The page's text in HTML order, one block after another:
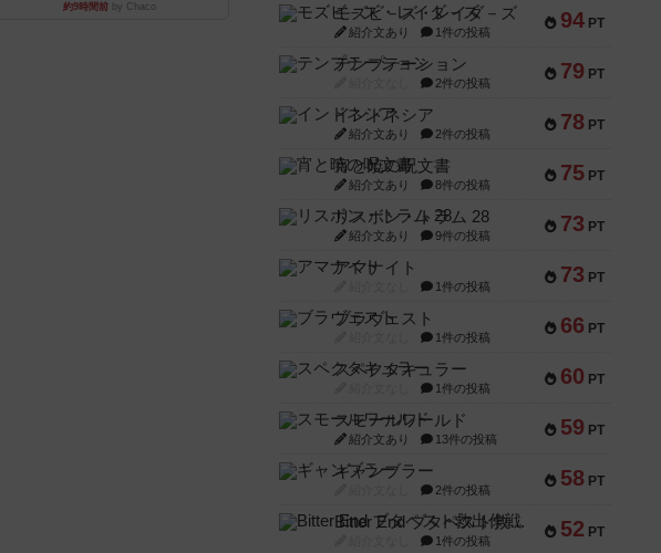
約9時間前 by Chaco
94 PT
モズビ－ズ・レイダ－ズ
紹介文あり 1件の投稿
79 PT
テンプテーション
2件の投稿
78 PT
インドネシア
紹介文あり 2件の投稿
75 PT
宵と暁の呪文書
紹介文あり 8件の投稿
73 PT
リスボン・トラム 28
紹介文あり 9件の投稿
73 PT
アマナイト
1件の投稿
66 PT
ブラヴェスト
1件の投稿
60 PT
スペクタキュラー
1件の投稿
59 PT
スモールワールド
紹介文あり 13件の投稿
58 PT
ギャンブラー
2件の投稿
52 PT
Bitter End ブタペスト救出作戦
1件の投稿